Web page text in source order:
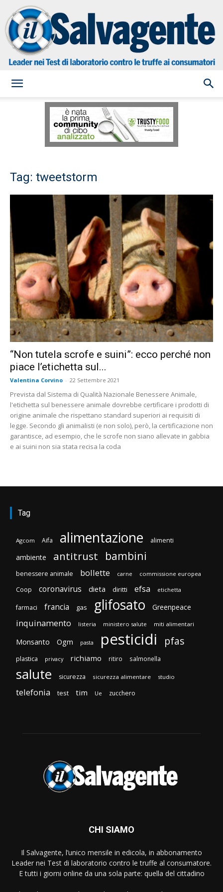
Salvagente
Tag: tweetstorm
“Non tutela scrofe e suini”: ecco perché non
piace l’etichetta sul...
Valentina Corvino - 22 Settembre 2021
Prevista dal Sistema di Qualità Nazionale Benessere Animale,
l'etichetta sul benessere animale dovrebbe certificare i prodotti di
origine animale che rispettano standard superiori ai requisiti di
legge. Secondo gli animalisti (e non solo), però, la certificazione non
garantisce, ad esempio, che le scrofe non siano allevate in gabbia
e ai suini non sia stata recisa la coda
Tag
Agcom Aifa alimentazione alimenti
ambiente antitrust bambini
benessere animale bollette carne commissione europea
Coop coronavirus dieta diritti efsa etichetta
farmaci francia gas glifosato Greenpeace
inquinamento listeria ministero salute miti alimentari
Monsanto Ogm pasta pesticidi pfas
plastica privacy richiamo ritiro salmonella
salute sicurezza sicurezza alimentare studio
telefonia test tim Ue zucchero
CHI SIAMO
Il Salvagente, l’unico mensile in edicola, in abbonamento
Leader nei Test di laboratorio contro le truffe al consumatore.
E tutti i giorni online da una sola parte: quella del cittadino